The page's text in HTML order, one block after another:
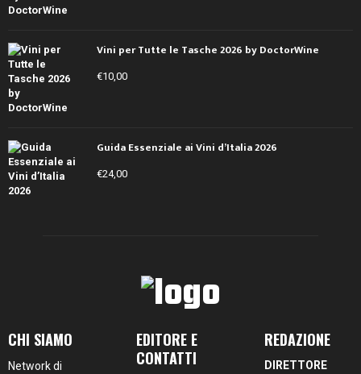
Vini per Tutte le Tasche 2026 by DoctorWine
€10,00
Guida Essenziale ai Vini d’Italia 2026
€24,00
CHI SIAMO
Network di
EDITORE E
CONTATTI
REDAZIONE
DIRETTORE